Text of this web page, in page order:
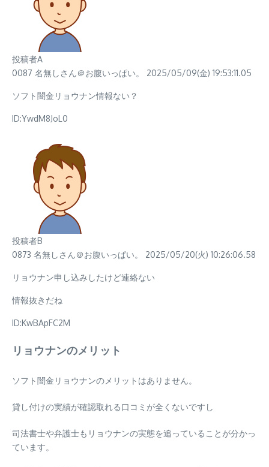
投稿者A
0087 名無しさん＠お腹いっぱい。 2025/05/09(金) 19:53:11.05
ソフト闇金リョウナン情報ない？
ID:YwdM8JoL0
投稿者B
0873 名無しさん＠お腹いっぱい。 2025/05/20(火) 10:26:06.58
リョウナン申し込みしたけど連絡ない
情報抜きだね
ID:KwBApFC2M
リョウナンのメリット
ソフト闇金リョウナンの メリットはありません。
貸し付けの実績が確認取れる口コミが全くないですし
司法書士や弁護士もリョウナンの実態を追っていることが分かっ
ています。